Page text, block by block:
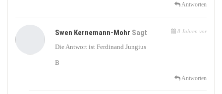
Antworten
Swen Kernemann-Mohr Sagt 8 Jahren vor
Die Antwort ist Ferdinand Jungius
B
Antworten